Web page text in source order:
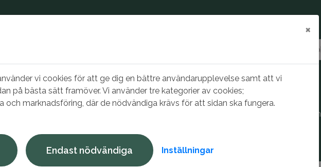
Om Gnestahem
×
vi cookies för att ge dig en bättre användarupplevelse samt att vi
på bästa sätt framöver. Vi använder tre kategorier av cookies;
och marknadsföring, där de nödvändiga krävs för att sidan ska fungera.
Endast nödvändiga Inställningar